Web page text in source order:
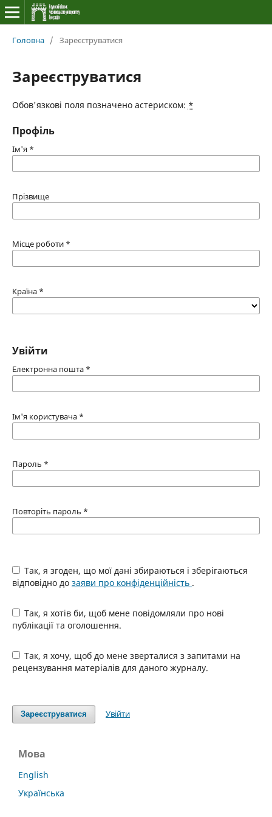
Головна / Зареєструватися
Зареєструватися
Обов'язкові поля позначено астериском: *
Профіль
Ім'я *
Прізвище
Місце роботи *
Країна *
Увійти
Електронна пошта *
Ім'я користувача *
Пароль *
Повторіть пароль *
Так, я згоден, що мої дані збираються і зберігаються
відповідно до заяви про конфіденційність .
Так, я хотів би, щоб мене повідомляли про нові
публікації та оголошення.
Так, я хочу, щоб до мене зверталися з запитами на
рецензування матеріалів для даного журналу.
Зареєструватися Увійти
Мова
English
Українська